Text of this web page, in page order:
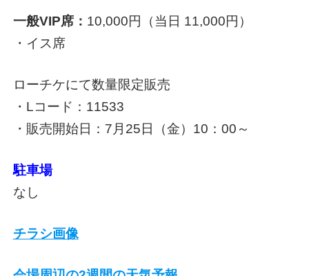
一般VIP席： 10,000円（当日 11,000円）
・イス席
ローチケにて数量限定販売
・Lコード：11533
・販売開始日：7月25日（金）10：00～
駐車場
なし
チラシ画像